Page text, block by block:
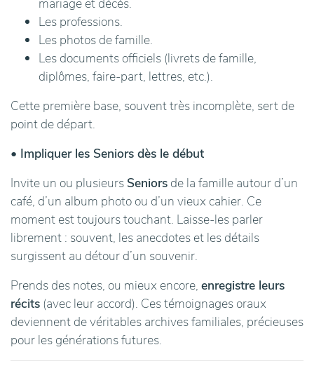
mariage et décès.
Les professions.
Les photos de famille.
Les documents officiels (livrets de famille,
diplômes, faire-part, lettres, etc.).
Cette première base, souvent très incomplète, sert de
point de départ.
• Impliquer les Seniors dès le début
Invite un ou plusieurs Seniors de la famille autour d’un
café, d’un album photo ou d’un vieux cahier. Ce
moment est toujours touchant. Laisse-les parler
librement : souvent, les anecdotes et les détails
surgissent au détour d’un souvenir.
Prends des notes, ou mieux encore, enregistre leurs
récits (avec leur accord). Ces témoignages oraux
deviennent de véritables archives familiales, précieuses
pour les générations futures.